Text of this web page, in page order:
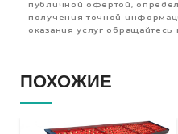
публичной офертой,
получения точной
оказания услуг
ПОХОЖИЕ